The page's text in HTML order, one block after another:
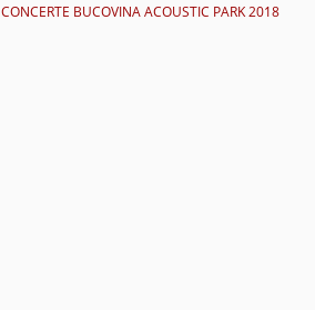
CONCERTE BUCOVINA ACOUSTIC PARK 2018